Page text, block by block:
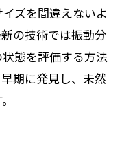
ズを間違えないよ
の技術では振動分
態を評価する方法
期に発見し、未然